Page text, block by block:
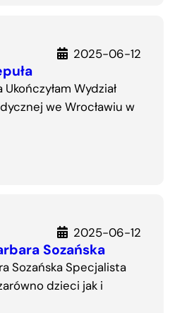
2025-06-12
Wydział
we Wrocławiu w
2025-06-12
Sozańska
Sozańska Specjalista
dzieci jak i